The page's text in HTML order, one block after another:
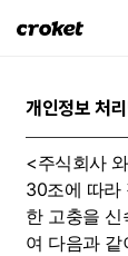
크
개인정보 처
<주식회사
30조에 따라
한 고충을
여 다음과 같